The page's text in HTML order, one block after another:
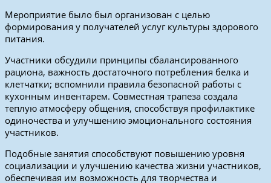
Мероприятие было был организован с целью
формирования у получателей услуг культуры здорового
питания.
Участники обсудили принципы сбалансированного
рациона, важность достаточного потребления белка и
клетчатки; вспомнили правила безопасной работы с
кухонным инвентарем. Совместная трапеза создала
теплую атмосферу общения, способствуя профилактике
одиночества и улучшению эмоционального состояния
участников.
Подобные занятия способствуют повышению уровня
социализации и улучшению качества жизни участников,
обеспечивая им возможность для творчества и